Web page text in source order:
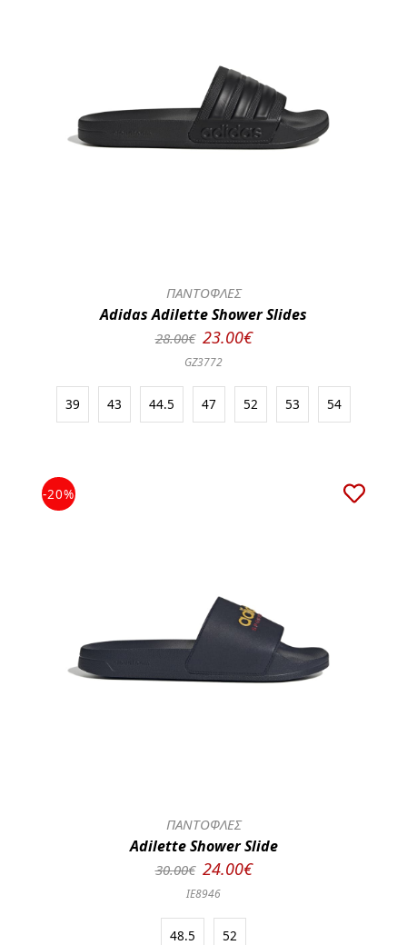
ΠΑΝΤΟΦΛΕΣ
Adidas Adilette Shower Slides
28.00€ 23.00€
GZ3772
39 43 44.5 47 52 53 54
-20%
ΠΑΝΤΟΦΛΕΣ
Adilette Shower Slide
30.00€ 24.00€
IE8946
48.5 52